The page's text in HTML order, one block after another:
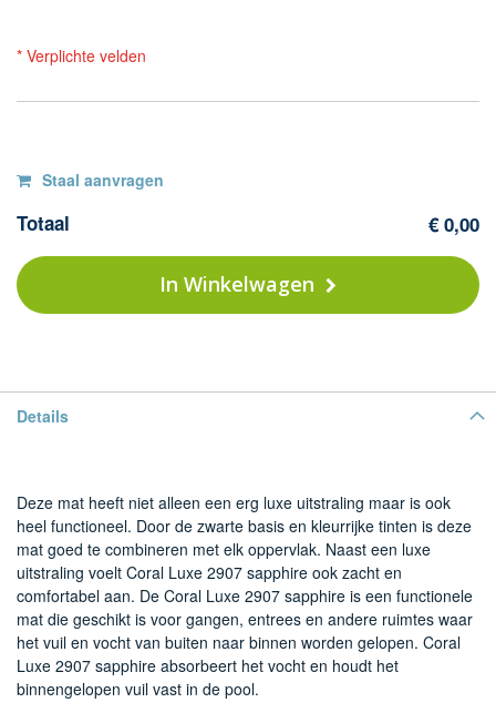
* Verplichte velden
Staal aanvragen
Op
Totaal € 0,00
In Winkelwagen
Details
Deze mat heeft niet alleen een erg luxe uitstraling maar is ook
heel functioneel. Door de zwarte basis en kleurrijke tinten is deze
mat goed te combineren met elk oppervlak. Naast een luxe
uitstraling voelt Coral Luxe 2907 sapphire ook zacht en
comfortabel aan. De Coral Luxe 2907 sapphire is een functionele
mat die geschikt is voor gangen, entrees en andere ruimtes waar
het vuil en vocht van buiten naar binnen worden gelopen. Coral
Luxe 2907 sapphire absorbeert het vocht en houdt het
binnengelopen vuil vast in de pool.